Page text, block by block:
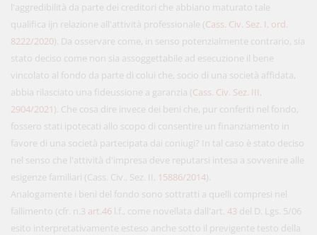
l'aggredibilità da parte dei creditori che abbiano maturato tale
qualifica ijn relazione all'attività professionale (Cass. Civ. Sez. I, ord.
8222/2020). Da osservare come, in senso potenzialmente contrario, sia
stato deciso come non sia assoggettabile ad esecuzione il bene
vincolato al fondo da parte di colui che, socio di una società affidata,
abbia rilasciato una fideussione a garanzia (Cass. Civ. Sez. III,
2904/2021 ). Che cosa dire invece dei beni che, pur conferiti nel fondo,
fossero stati ipotecati allo scopo di consentire un finanziamento in
favore di una società partecipata dai coniugi? In tal caso è stato deciso
nel senso che l'attività d'impresa deve reputarsi intesa a sovvenire alle
esigenze familiari (Cass. Civ., Sez. II, 15886/2014).
Analogamente i beni del fondo sono sottratti a quelli compresi nel
fallimento (cfr. n.3 art.46 l.f., come novellata dall'art. 43 del D. Lgs. 5/06
esito interpretativamente esteso anche sotto il previgente testo della